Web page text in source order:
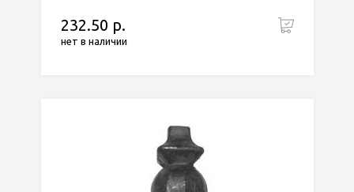
232.50 р.
нет в наличии